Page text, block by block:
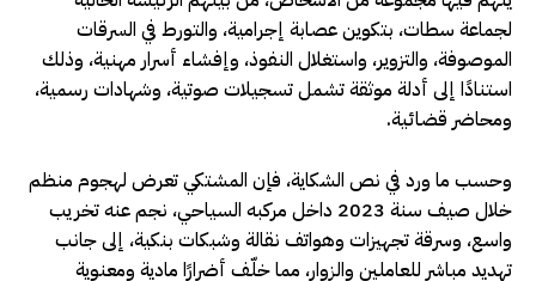
لجماعة سطات، بتكوين عصابة إجرامية، والتورط في السرقات
الموصوفة، والتزوير، واستغلال النفوذ، وإفشاء أسرار مهنية، وذلك
استنادًا إلى أدلة موثقة تشمل تسجيلات صوتية، وشهادات رسمية،
ومحاضر قضائية.
وحسب ما ورد في نص الشكاية، فإن المشتكي تعرض لهجوم منظم
خلال صيف سنة 2023 داخل مركبه السياحي، نجم عنه تخريب
واسع، وسرقة تجهيزات وهواتف نقالة وشبكات بنكية، إلى جانب
تهديد مباشر للعاملين والزوار، مما خلّف أضرارًا مادية ومعنوية